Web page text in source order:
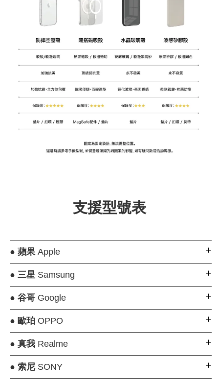
支援型號表
● 蘋果Apple
● 三星 Samsung
● 谷哥Google
● 歐珀OPPO
● 真我Realme
● 索尼SONY